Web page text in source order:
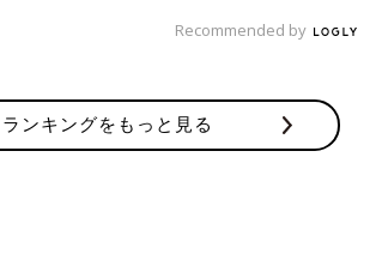
Recommended by
ランキングをもっと見る